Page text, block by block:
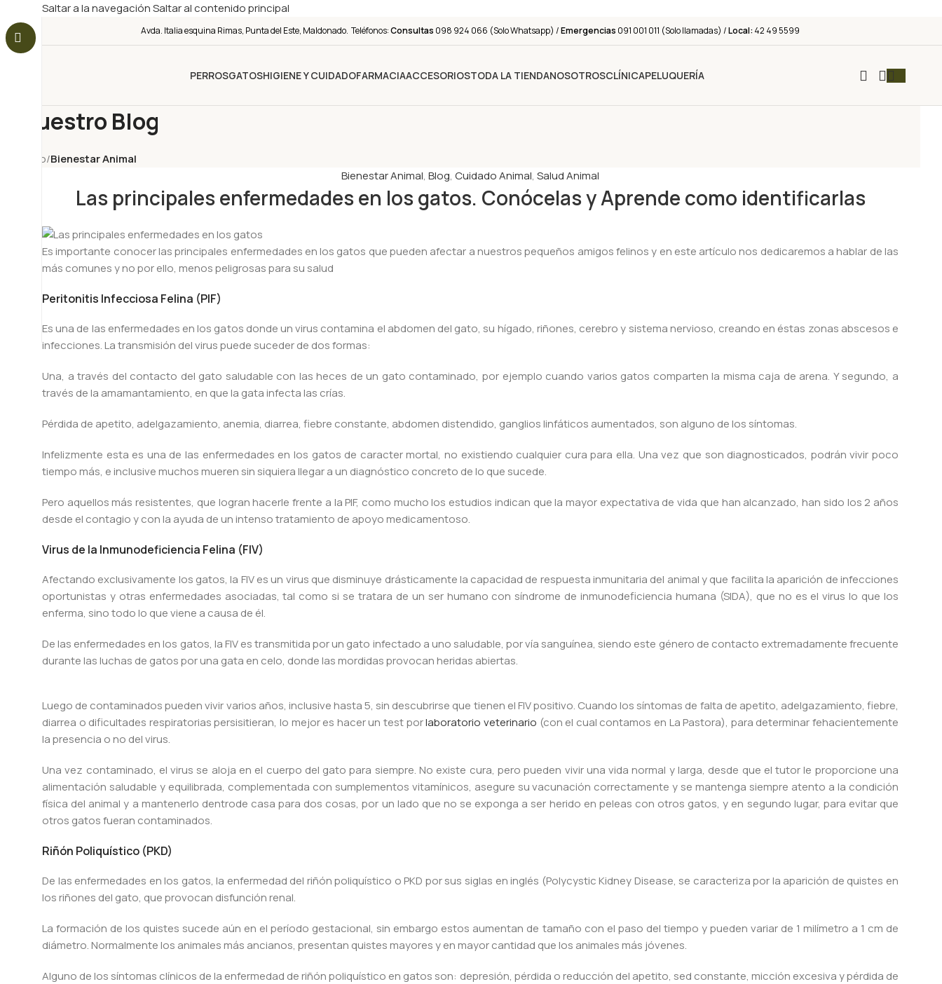
Saltar a la navegaciónSaltar al contenido principal
Avda. Italia esquina Rimas, Punta del Este, Maldonado. Teléfonos:Consultas 098 924 066 (Solo Whatsapp) /Emergencias 091 001 011 (Solo llamadas) /Local: 42 49 5599
PERROSGATOSHIGIENE Y CUIDADOFARMACIAACCESORIOSTODA LA TIENDANOSOTROSCLÍNICAPELUQUERÍA
Nuestro Blog
Inicio/Bienestar Animal
Bienestar Animal, Blog, Cuidado Animal, Salud Animal
Las principales enfermedades en los gatos. Conócelas y Aprende como identificarlas
Es importante conocer las principales enfermedades en los gatos que pueden afectar a nuestros pequeños amigos felinos y en este artículo nos dedicaremos a hablar de las
más comunes y no por ello, menos peligrosas para su salud
Peritonitis Infecciosa Felina (PIF)
Es una de las enfermedades en los gatos donde un virus contamina el abdomen del gato, su hígado, riñones, cerebro y sistema nervioso, creando en éstas zonas abscesos e
infecciones. La transmisión del virus puede suceder de dos formas:
Una, a través del contacto del gato saludable con las heces de un gato contaminado, por ejemplo cuando varios gatos comparten la misma caja de arena. Y segundo, a
través de la amamantamiento, en que la gata infecta las crías.
Pérdida de apetito, adelgazamiento, anemia, diarrea, fiebre constante, abdomen distendido, ganglios linfáticos aumentados, son alguno de los síntomas.
Infelizmente esta es una de las enfermedades en los gatos de caracter mortal, no existiendo cualquier cura para ella. Una vez que son diagnosticados, podrán vivir poco
tiempo más, e inclusive muchos mueren sin siquiera llegar a un diagnóstico concreto de lo que sucede.
Pero aquellos más resistentes, que logran hacerle frente a la PIF, como mucho los estudios indican que la mayor expectativa de vida que han alcanzado, han sido los 2 años
desde el contagio y con la ayuda de un intenso tratamiento de apoyo medicamentoso.
Virus de la Inmunodeficiencia Felina (FIV)
Afectando exclusivamente los gatos, la FIV es un virus que disminuye drásticamente la capacidad de respuesta inmunitaria del animal y que facilita la aparición de infecciones
oportunistas y otras enfermedades asociadas, tal como si se tratara de un ser humano con síndrome de inmunodeficiencia humana (SIDA), que no es el virus lo que los
enferma, sino todo lo que viene a causa de él.
De las enfermedades en los gatos, la FIV es transmitida por un gato infectado a uno saludable, por vía sanguínea, siendo este género de contacto extremadamente frecuente
durante las luchas de gatos por una gata en celo, donde las mordidas provocan heridas abiertas.
Luego de contaminados pueden vivir varios años, inclusive hasta 5, sin descubrirse que tienen el FIV positivo. Cuando los síntomas de falta de apetito, adelgazamiento, fiebre,
diarrea o dificultades respiratorias persisitieran, lo mejor es hacer un test porlaboratorio veterinario (con el cual contamos en La Pastora), para determinar fehacientemente
la presencia o no del virus.
Una vez contaminado, el virus se aloja en el cuerpo del gato para siempre. No existe cura, pero pueden vivir una vida normal y larga, desde que el tutor le proporcione una
alimentación saludable y equilibrada, complementada con sumplementos vitamínicos, asegure su vacunación correctamente y se mantenga siempre atento a la condición
física del animal y a mantenerlo dentrode casa para dos cosas, por un lado que no se exponga a ser herido en peleas con otros gatos, y en segundo lugar, para evitar que
otros gatos fueran contaminados.
Riñón Poliquístico (PKD)
De las enfermedades en los gatos, la enfermedad del riñón poliquístico o PKD por sus siglas en inglés (Polycystic Kidney Disease, se caracteriza por la aparición de quistes en
los riñones del gato, que provocan disfunción renal.
La formación de los quistes sucede aún en el período gestacional, sin embargo estos aumentan de tamaño con el paso del tiempo y pueden variar de 1 milímetro a 1 cm de
diámetro. Normalmente los animales más ancianos, presentan quistes mayores y en mayor cantidad que los animales más jóvenes.
Alguno de los síntomas clínicos de la enfermedad de riñón poliquístico en gatos son: depresión, pérdida o reducción del apetito, sed constante, micción excesiva y pérdida de